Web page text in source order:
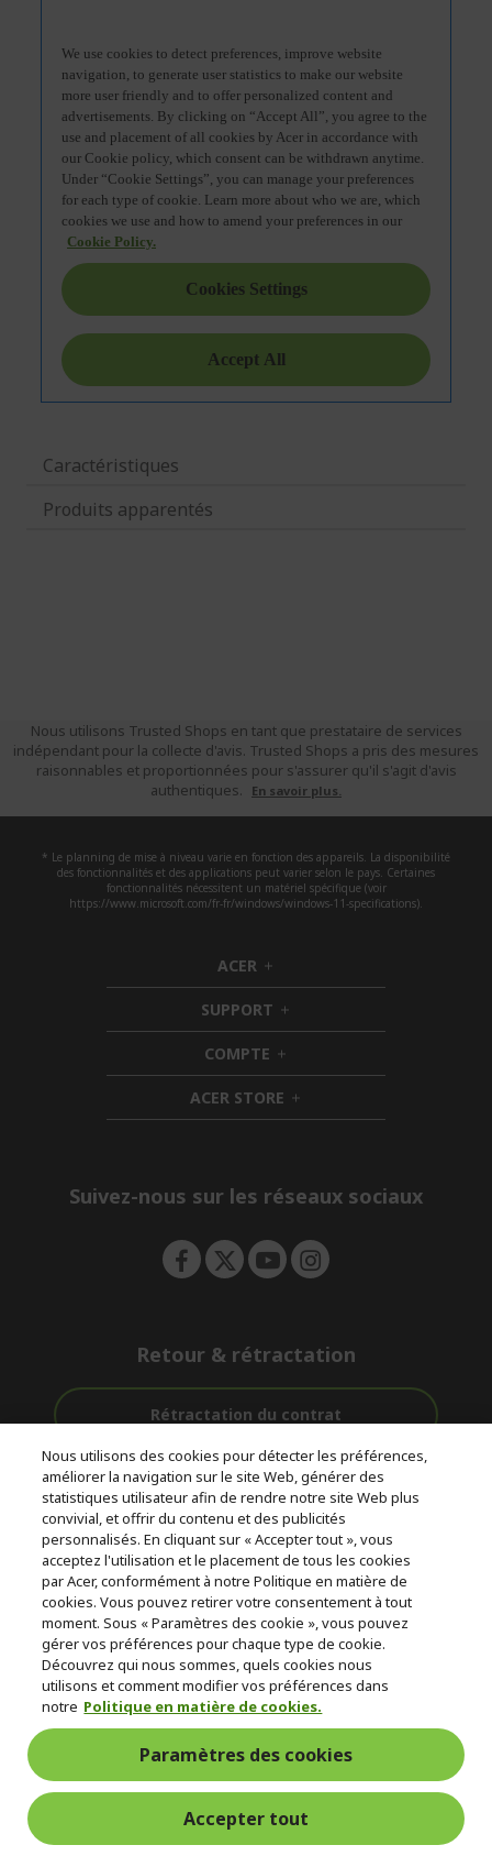
Caractéristiques
Produits apparentés
Nous utilisons Trusted Shops en tant que prestataire de services
indépendant pour la collecte d'avis. Trusted Shops a pris des mesures
raisonnables et proportionnées pour s'assurer qu'il s'agit d'avis
authentiques.
En savoir plus.
* Le planning de mise à niveau varie en fonction des appareils. La disponibilité
des fonctionnalités et des applications peut varier selon le pays. Certaines
fonctionnalités nécessitent un matériel spécifique (voir
https://www.microsoft.com/fr-fr/windows/windows-11-specifications).
ACER h
i
d
d
e
n
SUPPORT h
i
d
d
e
n
COMPTE h
i
d
d
ACER STORE h
i
e
Suivez-nous sur les réseaux sociaux
Retour & rétractation
Rétractation du contrat
Livraison
Gratuite
Accompagnement
avant et après-
vente
Avec 0%
D'intérêt
© 2026 Acer Inc.
CPYou BV est le revendeur et marchand agréé pour les produits et
services proposés au sein de ce magasin.
France Metropolitaine
Nous utilisons des cookies pour détecter les préférences,
améliorer la navigation sur le site Web, générer des
statistiques utilisateur afin de rendre notre site Web plus
convivial, et offrir du contenu et des publicités
personnalisés. En cliquant sur « Accepter tout », vous
acceptez l'utilisation et le placement de tous les cookies
par Acer, conformément à notre Politique en matière de
cookies. Vous pouvez retirer votre consentement à tout
moment. Sous « Paramètres des cookie », vous pouvez
gérer vos préférences pour chaque type de cookie.
Découvrez qui nous sommes, quels cookies nous
utilisons et comment modifier vos préférences dans
notre Politique en matière de cookies.
Paramètres des cookies
Accepter tout